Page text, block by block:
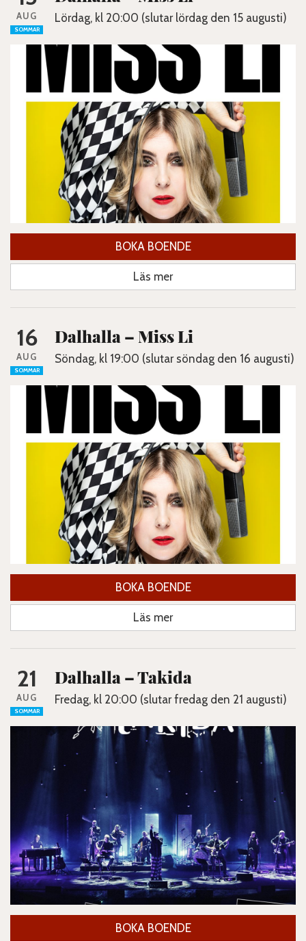
AUG
SOMMAR
Lördag, kl 20:00 (slutar lördag den 15 augusti)
BOKA BOENDE
Läs mer
16
AUG
SOMMAR
Dalhalla – Miss Li
Söndag, kl 19:00 (slutar söndag den 16 augusti)
BOKA BOENDE
Läs mer
21
AUG
SOMMAR
Dalhalla – Takida
Fredag, kl 20:00 (slutar fredag den 21 augusti)
BOKA BOENDE